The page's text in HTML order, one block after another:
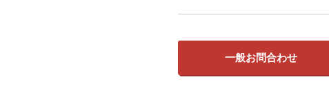
一般お問合わせ